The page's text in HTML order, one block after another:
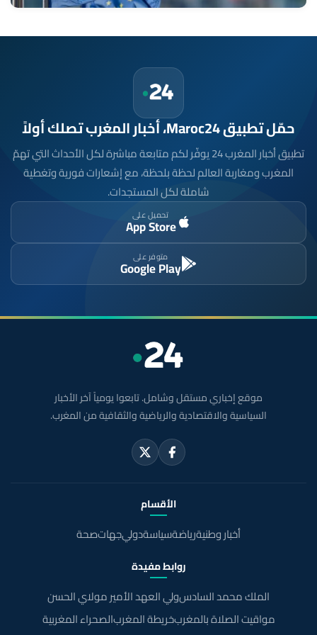
حمّل تطبيق Maroc24، أخبار المغرب تصلك أولاً
تطبيق أخبار المغرب 24 يوفّر لكم متابعة مباشرة لكل الأحداث التي تهمّ
المغرب ومغاربة العالم لحظة بلحظة، مع إشعارات فورية وتغطية
شاملة لكل المستجدات.
تحميل على
App Store
متوفر على
Google Play
موقع إخباري مستقل وشامل. تابعوا يومياً آخر الأخبار
السياسية والاقتصادية والرياضية والثقافية من المغرب.
الأقسام
أخبار وطنيةرياضةسياسةدوليجهاتصحة
روابط مفيدة
الملك محمد السادسولي العهد الأمير مولاي الحسن
مواقيت الصلاة بالمغربخريطة المغربالصحراء المغربية